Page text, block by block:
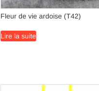
Fleur de vie ardoise (T42)
Lire la suite